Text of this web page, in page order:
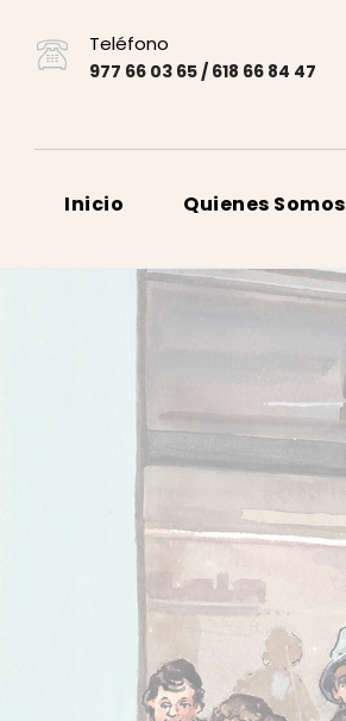
Teléfono
977 66 03 65 / 618 66 84 47
Inicio Quienes Somos